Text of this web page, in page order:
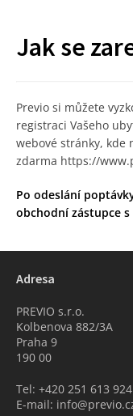
Jak se
Previo si můžete
registraci Vašeho
webové stránky, kde
zdarma https://
Po odeslání
obchodní zástupce
Adresa
PREVIO s.r.o.
Kolbenova 882/3A
Praha 9
190 00
Tel: +420 251 613 924
E-mail: